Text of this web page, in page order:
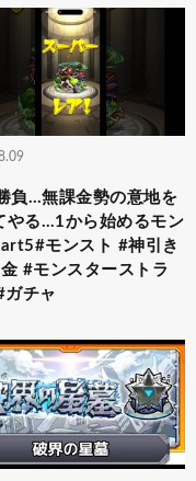
負…無課金勢の意地を
やる…1から始めるモン
モンスト #神引き
#モンスターストラ
ガチャ